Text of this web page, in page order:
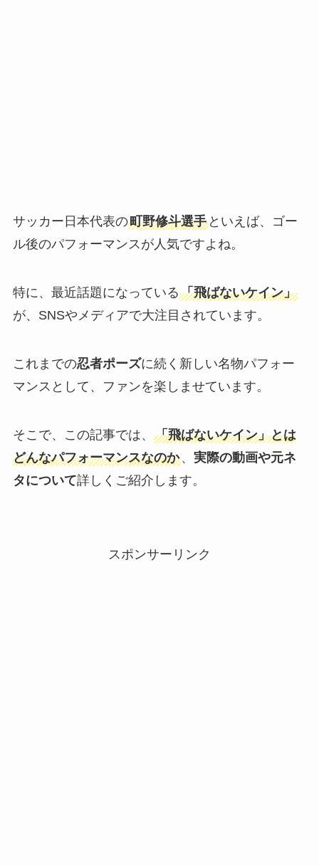
サッカー日本代表の町野修斗選手といえば、ゴー
ル後のパフォーマンスが人気ですよね。
特に、最近話題になっている「飛ばないケイン」
が、SNSやメディアで大注目されています。
これまでの忍者ポーズに続く新しい名物パフォー
マンスとして、ファンを楽しませています。
そこで、この記事では、 「飛ばないケイン」とは
どんなパフォーマンスなのか、 実際の動画や元ネ
タについて詳しくご紹介します。
スポンサーリンク